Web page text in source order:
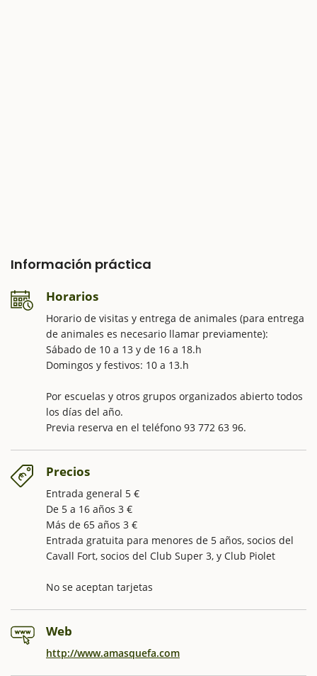
Información práctica
Horarios
Horario de visitas y entrega de animales (para entrega
de animales es necesario llamar previamente):
Sábado de 10 a 13 y de 16 a 18.h
Domingos y festivos: 10 a 13.h
Por escuelas y otros grupos organizados abierto todos
los días del año.
Previa reserva en el teléfono 93 772 63 96.
Precios
Entrada general 5 €
De 5 a 16 años 3 €
Más de 65 años 3 €
Entrada gratuita para menores de 5 años, socios del
Cavall Fort, socios del Club Super 3, y Club Piolet
No se aceptan tarjetas
Web
http://www.amasquefa.com